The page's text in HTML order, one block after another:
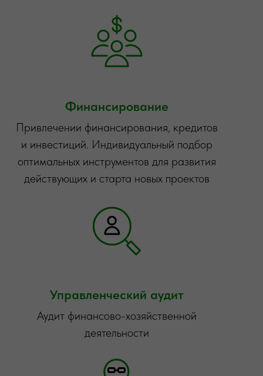
Финансирование
Привлечении финансирования, кредитов
и инвестиций. Индивидуальный подбор
оптимальных инструментов для развития
действующих и старта новых проектов
Управленческий аудит
Аудит финансово-хозяйственной
деятельности